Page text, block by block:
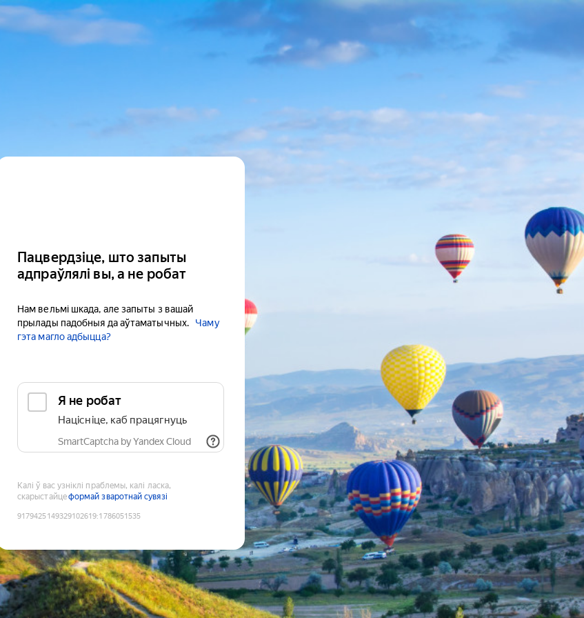
Пацвердзіце, што запыты
адпраўлялі вы, а не робат
Нам вельмі шкада, але запыты з вашай
прылады падобныя да аўтаматычных.
Чаму
гэта магло адбыцца?
Я не робат
Націсніце, каб працягнуць
SmartCaptcha by Yandex Cloud
Калі ў вас узніклі праблемы, калі ласка,
скарыстайцеформай зваротнай сувязі
9179425149329102619:1786051535